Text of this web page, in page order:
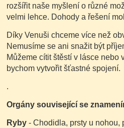
rozšířit naše myšlení o různé
velmi lehce. Dohody a řešení
Díky Venuši chceme více než
Nemusíme se ani snažit být
Můžeme cítit štěstí v lásce nebo
bychom vytvořit šťastné spojení.
.
Orgány související se
Ryby - Chodidla, prsty u nohou,